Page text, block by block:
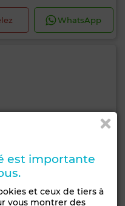
WhatsApp
est importante
et ceux de tiers à
vous montrer des